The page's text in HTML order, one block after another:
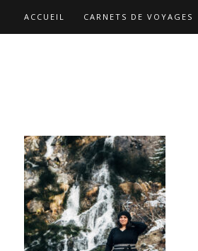
ACCUEIL CARNETS DE VOYAGES